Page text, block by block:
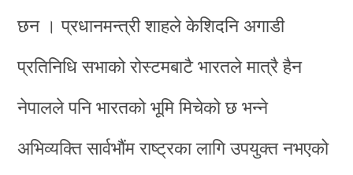
छन । प्रधानमन्त्री शाहले केशिदनि अगाडी
प्रतिनिधि सभाको रोस्टमबाटै भारतले मात्रै हैन
नेपालले पनि भारतको भूमि मिचेको छ भन्ने
अभिव्यक्ति सार्वभौंम राष्ट्रका लागि उपयुक्त नभएको